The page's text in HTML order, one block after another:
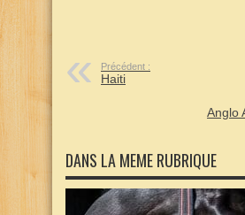
Précédent :
Haiti
Anglo
DANS LA MEME RUBRIQUE